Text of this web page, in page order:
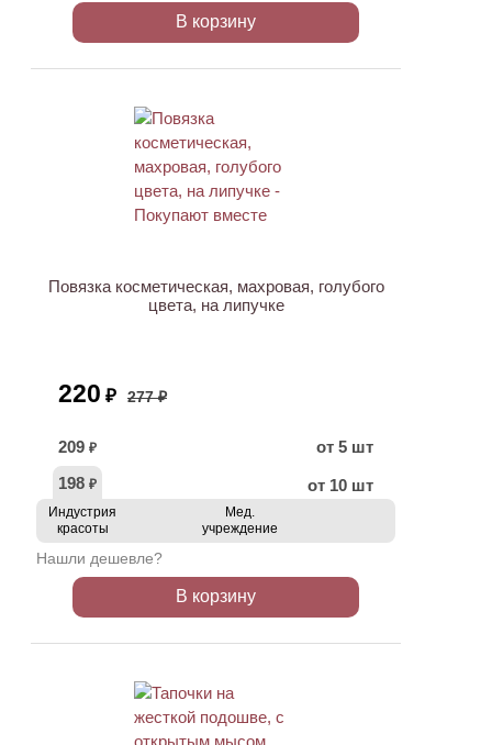
В корзину
Повязка косметическая, махровая, голубого
цвета, на липучке
220 ₽ 277 ₽
209 ₽
от 5 шт
198 ₽ от 10 шт
Индустрия
красоты
Мед.
учреждение
Нашли дешевле?
В корзину